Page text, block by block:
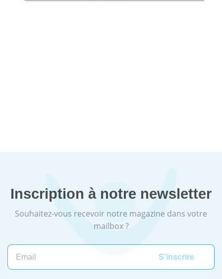
Inscription à notre newsletter
Souhaitez-vous recevoir notre magazine dans votre
mailbox ?